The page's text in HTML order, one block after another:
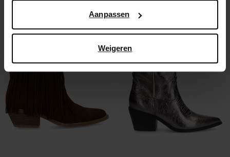
Aanpassen
Weigeren